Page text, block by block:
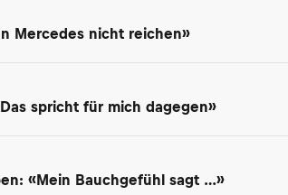
Mercedes nicht reichen»
spricht für mich dagegen»
«Mein Bauchgefühl sagt …»